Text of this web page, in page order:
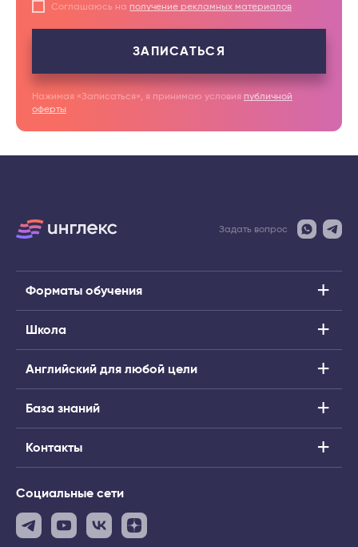
Соглашаюсь на получение рекламных материалов
ЗАПИСАТЬСЯ
Нажимая «Записаться», я принимаю условия публичной
оферты
Задать вопрос
Форматы обучения
Школа
Английский для любой цели
База знаний
Контакты
Социальные сети